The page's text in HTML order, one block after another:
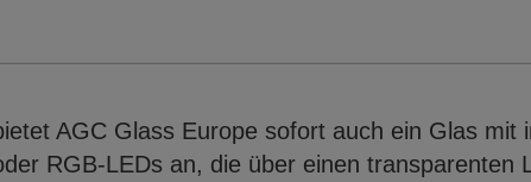
AGC Glass Europe sofort auch ein Glas mit
RGB-LEDs an, die über einen transparenten